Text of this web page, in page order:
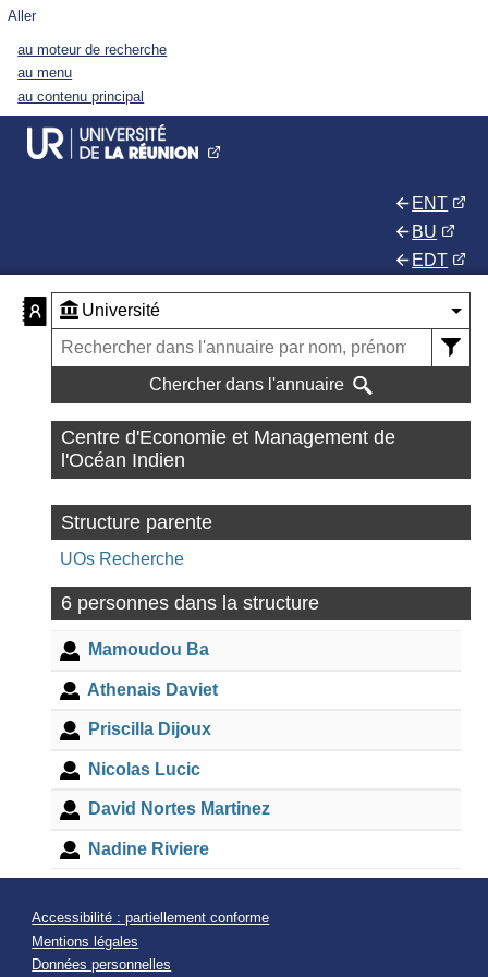
Aller
au moteur de recherche
au menu
au contenu principal
ENT
BU
EDT
Chercher dans l'annuaire
Centre d'Economie et Management de
l'Océan Indien
Structure parente
UOs Recherche
6 personnes dans la structure
Mamoudou Ba
Athenais Daviet
Priscilla Dijoux
Nicolas Lucic
David Nortes Martinez
Nadine Riviere
Accessibilité : partiellement conforme
Mentions légales
Données personnelles